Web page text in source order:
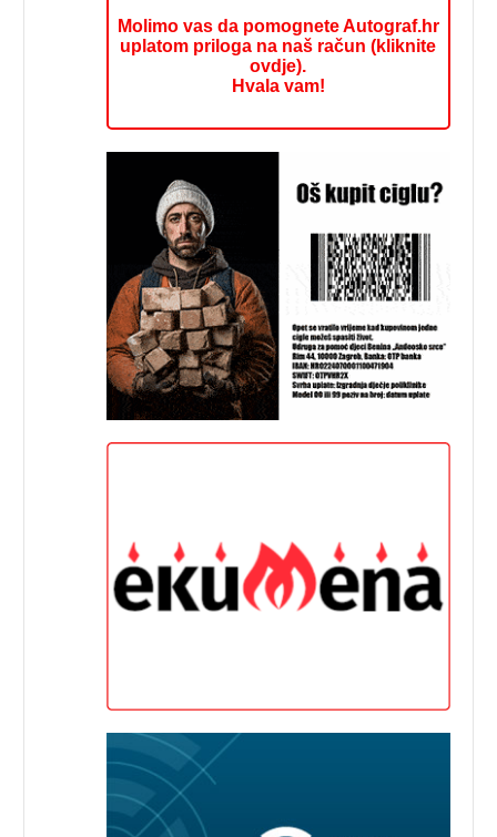
Molimo vas da pomognete Autograf.hr
uplatom priloga na naš račun (kliknite
ovdje).
Hvala vam!